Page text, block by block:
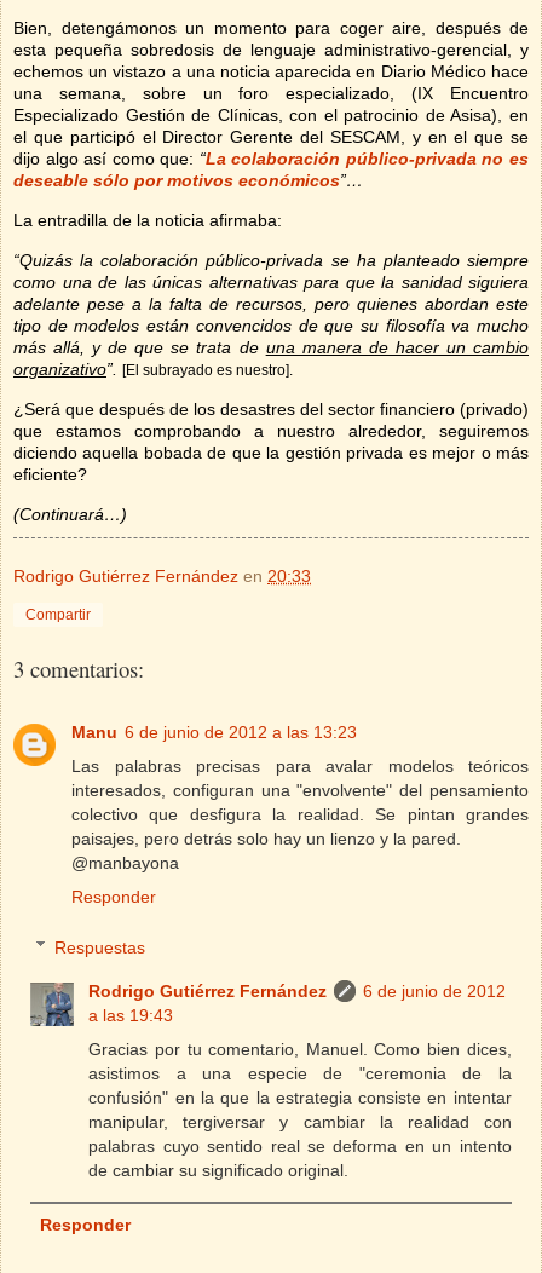
Bien, detengámonos un momento para coger aire, después de
esta pequeña sobredosis de lenguaje administrativo-gerencial, y
echemos un vistazo a una noticia aparecida en Diario Médico hace
una semana, sobre un foro especializado, (IX Encuentro
Especializado Gestión de Clínicas, con el patrocinio de Asisa), en
el que participó el Director Gerente del SESCAM, y en el que se
dijo algo así como que: “La colaboración público-privada no es
deseable sólo por motivos económicos”…
La entradilla de la noticia afirmaba:
“Quizás la colaboración público-privada se ha planteado siempre
como una de las únicas alternativas para que la sanidad siguiera
adelante pese a la falta de recursos, pero quienes abordan este
tipo de modelos están convencidos de que su filosofía va mucho
más allá, y de que se trata de una manera de hacer un cambio
organizativo”. [El subrayado es nuestro].
¿Será que después de los desastres del sector financiero (privado)
que estamos comprobando a nuestro alrededor, seguiremos
diciendo aquella bobada de que la gestión privada es mejor o más
eficiente?
(Continuará…)
Rodrigo Gutiérrez Fernández en 20:33
Compartir
3 comentarios:
Manu 6 de junio de 2012 a las 13:23
Las palabras precisas para avalar modelos teóricos
interesados, configuran una "envolvente" del pensamiento
colectivo que desfigura la realidad. Se pintan grandes
paisajes, pero detrás solo hay un lienzo y la pared.
@manbayona
Responder
Respuestas
Rodrigo Gutiérrez Fernández
6 de junio de 2012
a las 19:43
Gracias por tu comentario, Manuel. Como bien dices,
asistimos a una especie de "ceremonia de la
confusión" en la que la estrategia consiste en intentar
manipular, tergiversar y cambiar la realidad con
palabras cuyo sentido real se deforma en un intento
de cambiar su significado original.
Responder